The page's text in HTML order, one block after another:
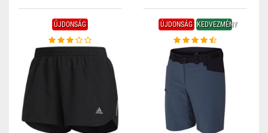
ÚJDONSÁG ÚJDONSÁG KEDVEZMÉNY